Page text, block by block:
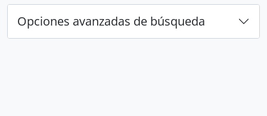
Opciones avanzadas de búsqueda